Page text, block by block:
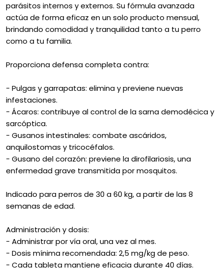
parásitos internos y externos. Su fórmula avanzada
actúa de forma eficaz en un solo producto mensual,
brindando comodidad y tranquilidad tanto a tu perro
como a tu familia.
Proporciona defensa completa contra:
- Pulgas y garrapatas: elimina y previene nuevas
infestaciones.
- Ácaros: contribuye al control de la sarna demodécica y
sarcóptica.
- Gusanos intestinales: combate ascáridos,
anquilostomas y tricocéfalos.
- Gusano del corazón: previene la dirofilariosis, una
enfermedad grave transmitida por mosquitos.
Indicado para perros de 30 a 60 kg, a partir de las 8
semanas de edad.
Administración y dosis:
- Administrar por vía oral, una vez al mes.
- Dosis mínima recomendada: 2,5 mg/kg de peso.
- Cada tableta mantiene eficacia durante 40 días.